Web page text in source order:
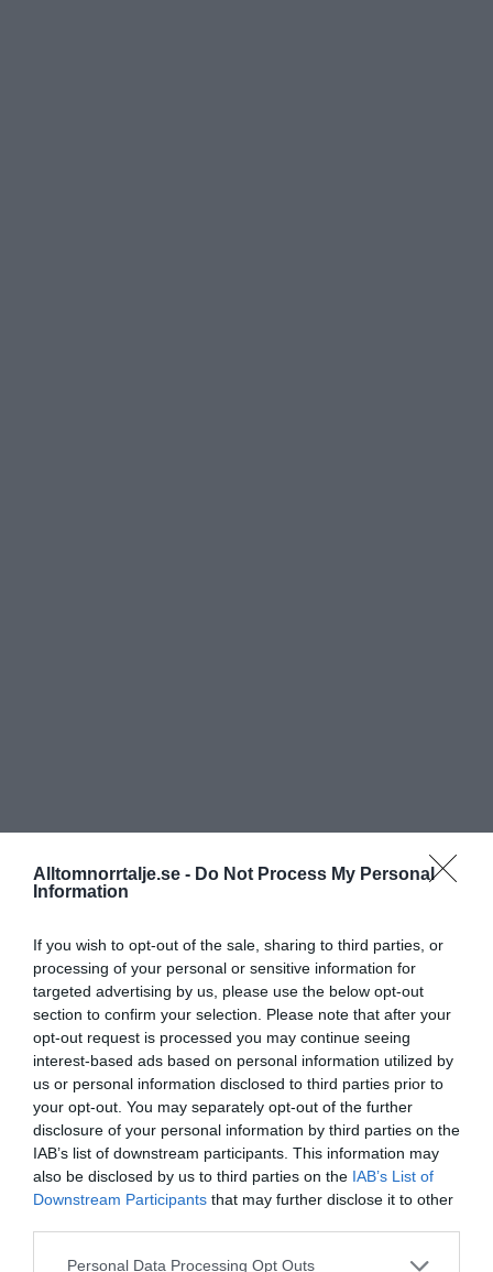
Alltomnorrtalje.se - Do Not Process My Personal
Information
If you wish to opt-out of the sale, sharing to third parties, or
processing of your personal or sensitive information for
targeted advertising by us, please use the below opt-out
section to confirm your selection. Please note that after your
opt-out request is processed you may continue seeing
interest-based ads based on personal information utilized by
us or personal information disclosed to third parties prior to
your opt-out. You may separately opt-out of the further
disclosure of your personal information by third parties on the
IAB’s list of downstream participants. This information may
also be disclosed by us to third parties on the IAB’s List of
Downstream Participants that may further disclose it to other
Personal Data Processing Opt Outs